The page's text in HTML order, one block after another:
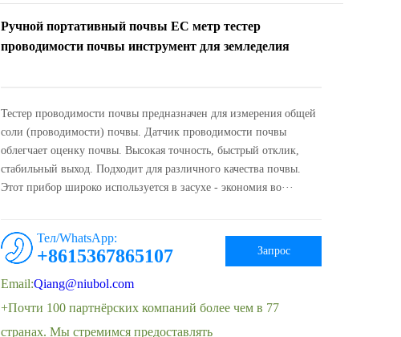
Ручной портативный почвы EC метр тестер
проводимости почвы инструмент для земледелия
Тестер проводимости почвы предназначен для измерения общей
соли (проводимости) почвы. Датчик проводимости почвы
облегчает оценку почвы. Высокая точность, быстрый отклик,
стабильный выход. Подходит для различного качества почвы.
Этот прибор широко используется в засухе - экономия во···
Запрос
Тел/WhatsApp:
+8615367865107
Email:Qiang@niubol.com
+Почти 100 партнёрских компаний более чем в 77
странах. Мы стремимся предоставлять